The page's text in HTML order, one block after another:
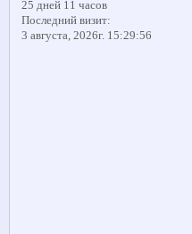
25 дней 11 часов
Последний визит:
3 августа, 2026г. 15:29:56